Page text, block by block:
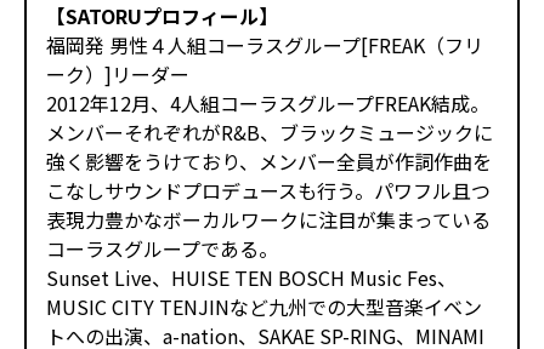
【SATORUプロフィール】
福岡発 男性４人組コーラスグループ[FREAK（フリ
ーク）]リーダー
2012年12月、4人組コーラスグループFREAK結成。
メンバーそれぞれがR&B、ブラックミュージックに
強く影響をうけており、メンバー全員が作詞作曲を
こなしサウンドプロデュースも行う。パワフル且つ
表現力豊かなボーカルワークに注目が集まっている
コーラスグループである。
Sunset Live、HUISE TEN BOSCH Music Fes、
MUSIC CITY TENJINなど九州での大型音楽イベン
トへの出演、a-nation、SAKAE SP-RING、MINAMI